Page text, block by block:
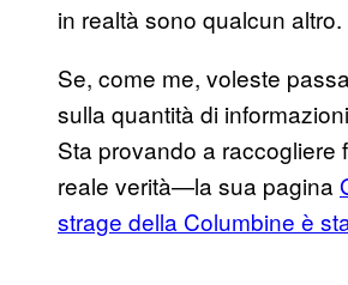
in realtà sono qualcun altro.
Se, come me, voleste
sulla quantità di
Sta provando a raccogliere
reale verità—la sua pagina
strage della Columbine è